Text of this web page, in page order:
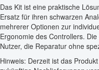
Das Kit ist eine praktische
Ersatz für ihren schwarzen
mehrerer Optionen zur
Ergonomie des Controllers.
Nutzer, die Reparatur ohne
Hinweis: Derzeit ist das